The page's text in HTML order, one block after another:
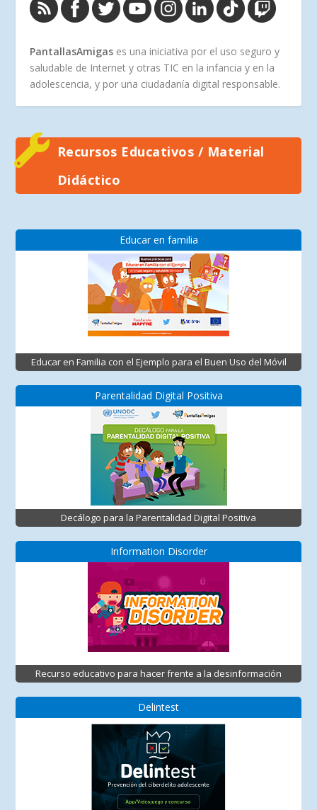
PantallasAmigas es una iniciativa por el uso seguro y
saludable de Internet y otras TIC en la infancia y en la
adolescencia, y por una ciudadanía digital responsable.
Recursos Educativos / Material
Didáctico
Educar en familia
Educar en Familia con el Ejemplo para el Buen Uso del Móvil
Parentalidad Digital Positiva
Decálogo para la Parentalidad Digital Positiva
Information Disorder
Recurso educativo para hacer frente a la desinformación
Delintest